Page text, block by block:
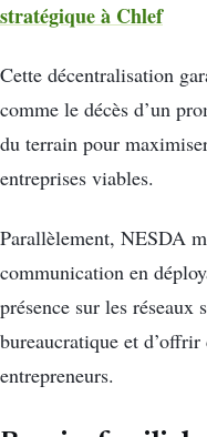
stratégique à Chlef
Cette décentralisation
comme le décès d’un
du terrain pour
entreprises viables.
Parallèlement, NESDA
communication en
présence sur les
bureaucratique et d’offrir
entrepreneurs.